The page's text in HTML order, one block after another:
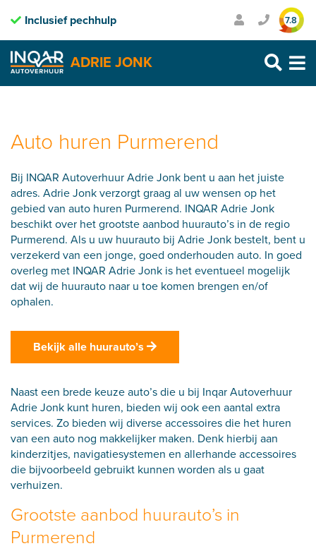
Inclusief pechhulp
Transparante prijzen
Purmerend: 0299 – 469 999
Heerhugowaard: 072 – 30 33 666
Zaandam: 075 – 65 90 123
7.8
ADRIE JONK
Skip
Auto huren Purmerend
Bij INQAR Autoverhuur Adrie Jonk bent u aan het juiste
adres. Adrie Jonk verzorgt graag al uw wensen op het
gebied van auto huren Purmerend. INQAR Adrie Jonk
beschikt over het grootste aanbod huurauto’s in de regio
Purmerend. Als u uw huurauto bij Adrie Jonk bestelt, bent u
verzekerd van een jonge, goed onderhouden auto. In goed
overleg met INQAR Adrie Jonk is het eventueel mogelijk
dat wij de huurauto naar u toe komen brengen en/of
ophalen.
Bekijk alle huurauto’s
Naast een brede keuze auto’s die u bij Inqar Autoverhuur
Adrie Jonk kunt huren, bieden wij ook een aantal extra
services. Zo bieden wij diverse accessoires die het huren
van een auto nog makkelijker maken. Denk hierbij aan
kinderzitjes, navigatiesystemen en allerhande accessoires
die bijvoorbeeld gebruikt kunnen worden als u gaat
verhuizen.
Grootste aanbod huurauto’s in
Purmerend